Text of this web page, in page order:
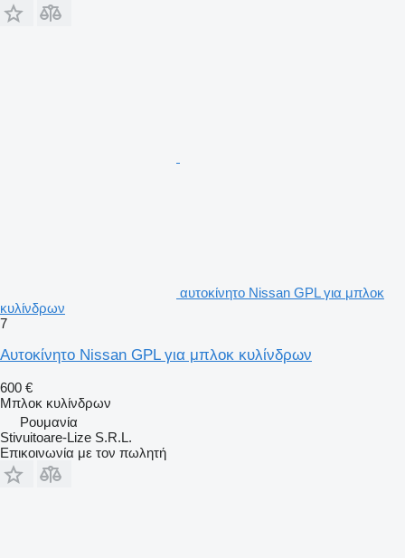
αυτοκίνητο Nissan GPL για μπλοκ
κυλίνδρων
7
Αυτοκίνητο Nissan GPL για μπλοκ κυλίνδρων
600 €
Μπλοκ κυλίνδρων
Ρουμανία
Stivuitoare-Lize S.R.L.
Επικοινωνία με τον πωλητή